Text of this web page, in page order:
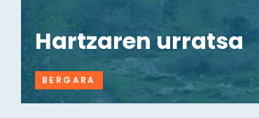
Hartzaren urratsa
BERGARA